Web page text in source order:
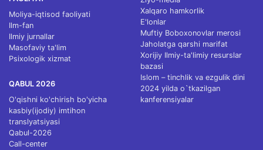
Moliya-iqtisod faoliyati
Ilm-fan
Ilmiy jurnallar
Masofaviy ta'lim
Psixologik xizmat
QABUL 2026
O'qishni ko'chirish bo'yicha
kasbiy(ijodiy) imtihon
translyatsiyasi
Qabul-2026
Call-center
Xalqaro hamkorlik
E'lonlar
Muftiy Boboxonovlar merosi
Jaholatga qarshi marifat
Xorijiy Ilmiy-ta'limiy resurslar
bazasi
Islom – tinchlik va ezgulik dini
2024 yilda o`tkazilgan
kanferensiyalar